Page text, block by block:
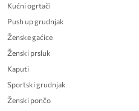
Kućni ogrtači
Push up grudnjak
Ženske gaćice
Ženski prsluk
Kaputi
Sportski grudnjak
Ženski pončo